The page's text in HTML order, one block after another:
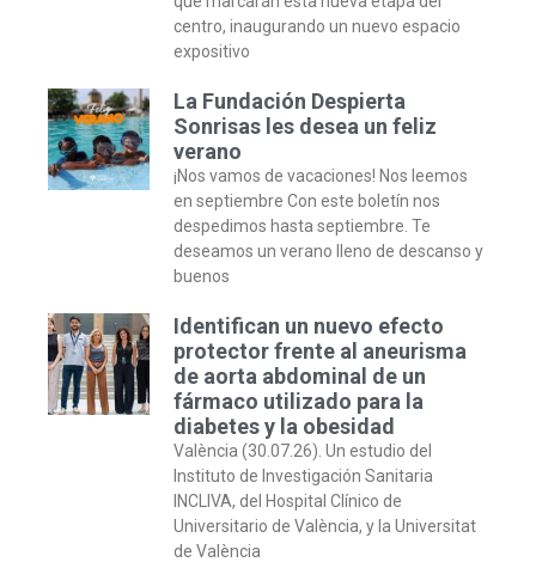
centro, inaugurando un nuevo espacio
expositivo
La Fundación Despierta
Sonrisas les desea un feliz
verano
¡Nos vamos de vacaciones! Nos leemos
en septiembre Con este boletín nos
despedimos hasta septiembre. Te
deseamos un verano lleno de descanso y
buenos
Identifican un nuevo efecto
protector frente al aneurisma
de aorta abdominal de un
fármaco utilizado para la
diabetes y la obesidad
València (30.07.26). Un estudio del
Instituto de Investigación Sanitaria
INCLIVA, del Hospital Clínico de
Universitario de València, y la Universitat
de València